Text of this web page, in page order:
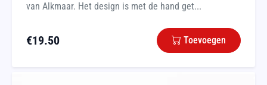
van Alkmaar. Het design is met de hand get...
€19.50 Toevoegen